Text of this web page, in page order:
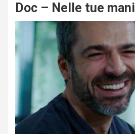
Doc – Nelle tue mani